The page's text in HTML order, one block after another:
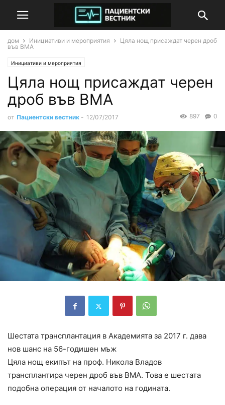
дом Инициативи и мероприятия
Цяла нощ присаждат черен дроб
във ВМА
Инициативи и мероприятия
Цяла нощ присаждат черен
дроб във ВМА
от Пациентски вестник - 12/07/2017 0
897
Шестата трансплантация в Академията за 2017 г. дава
нов шанс на 56-годишен мъж
Цяла нощ екипът на проф. Никола Владов
трансплантира черен дроб във ВМА. Това е шестата
подобна операция от началото на годината.